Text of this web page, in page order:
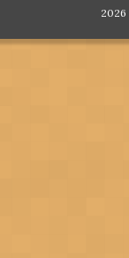
2026